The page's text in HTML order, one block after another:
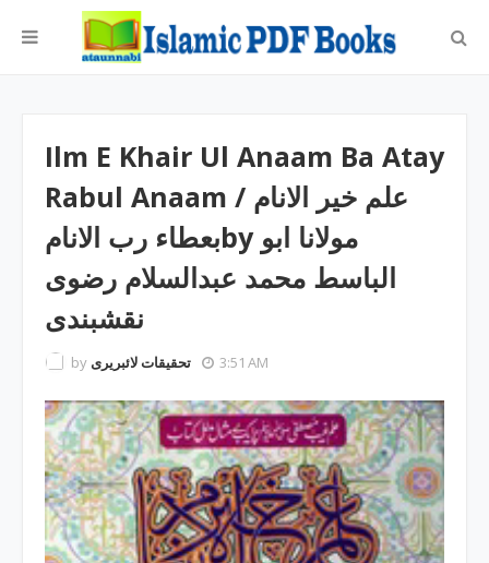
Ilm E Khair Ul Anaam Ba Atay
Rabul Anaam / علم خیر الانام
بعطاء رب الانامby مولانا ابو
الباسط محمد عبدالسلام رضوی
نقشبندی
by تحقیقات لائبریری 3:51 AM